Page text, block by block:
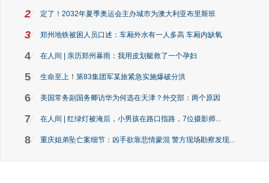
2 定了！2032年夏季奥运会主办城市为澳大利亚布里斯班
3 郑州地铁被困人员口述：车厢外水有一人多高 车厢内缺氧
4 在人间 | 亲历郑州暴雨：我用皮划艇救了一个孕妇
5 生命至上！第83集团军某旅紧急实施爆破分洪
6 美国常务副国务卿访华为何选在天津？外交部：两个原因
7 在人间 | 红绿灯被淹后，小男孩在路口指路，7位摄影师...
8 重庆姐弟坠亡案细节：凶手欲靠悲情蒙混 警方现场勘察发现...